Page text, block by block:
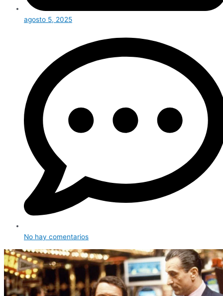
agosto 5, 2025
No hay comentarios